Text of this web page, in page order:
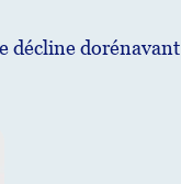
décline dorénavant